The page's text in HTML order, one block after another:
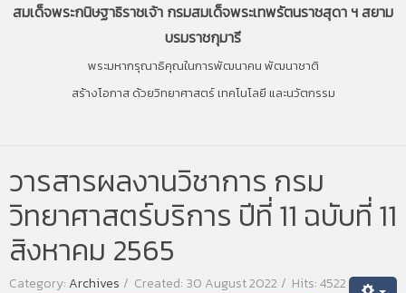
สมเด็จพระกนิษฐาธิราชเจ้า กรมสมเด็จพระเทพรัตนราชสุดา ฯ สยาม
บรมราชกุมารี
พระมหากรุณาธิคุณในการพัฒนาคน พัฒนาชาติ
สร้างโอกาส ด้วยวิทยาศาสตร์ เทคโนโลยี และนวัตกรรม
วารสารผลงานวิชาการ กรม
วิทยาศาสตร์บริการ ปีที่ 11 ฉบับที่ 11
สิงหาคม 2565
Category: Archives Created: 30 August 2022 Hits: 4522